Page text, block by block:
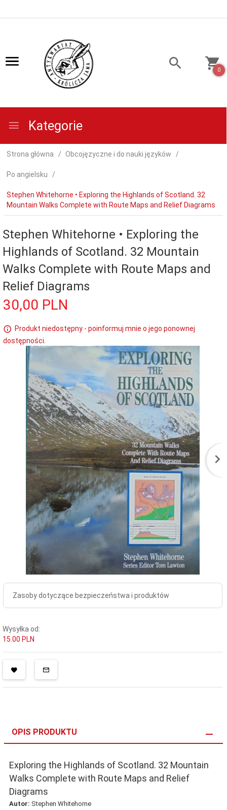
0
Kategorie
Strona główna Obcojęzyczne i do nauki języków
Po angielsku
Stephen Whitehorne • Exploring the Highlands of Scotland. 32
Mountain Walks Complete with Route Maps and Relief Diagrams
Stephen Whitehorne • Exploring the
Highlands of Scotland. 32 Mountain
Walks Complete with Route Maps and
Relief Diagrams
30,00 PLN
Produkt niedostępny - poinformuj mnie o jego ponownej
dostępności.
Zasoby dotyczące bezpieczeństwa i produktów
Wysyłka od:
15.00 PLN
OPIS PRODUKTU
Exploring the Highlands of Scotland. 32 Mountain
Walks Complete with Route Maps and Relief
Diagrams
Autor: Stephen Whitehorne